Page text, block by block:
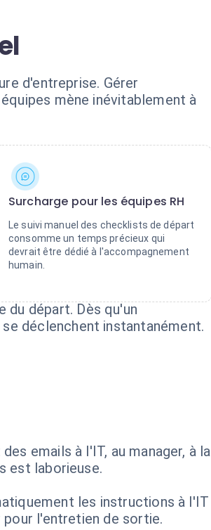
d'entreprise. Gérer
mène inévitablement à
Surcharge pour les équipes RH
Le suivi manuel des checklists de départ
consomme un temps précieux qui
devrait être dédié à l'accompagnement
humain.
départ. Dès qu'un
déclenchent instantanément.
emails à l'IT, au manager, à la
est laborieuse.
les instructions à l'IT
l'entretien de sortie.